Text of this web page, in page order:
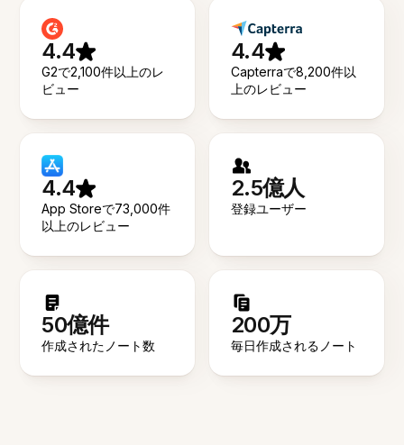
4.4
G2で2,100件以上のレ
ビュー
4.4
Capterraで8,200件以
上のレビュー
4.4
App Storeで73,000件
以上のレビュー
2.5億人
登録ユーザー
50億件
作成されたノート数
200万
毎日作成されるノート